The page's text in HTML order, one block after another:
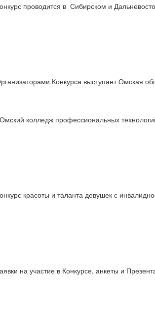
проводится в Сибирском и
Конкурса выступает Омская
колледж профессиональных
красоты и таланта девушек с
на участие в Конкурсе, анкеты и